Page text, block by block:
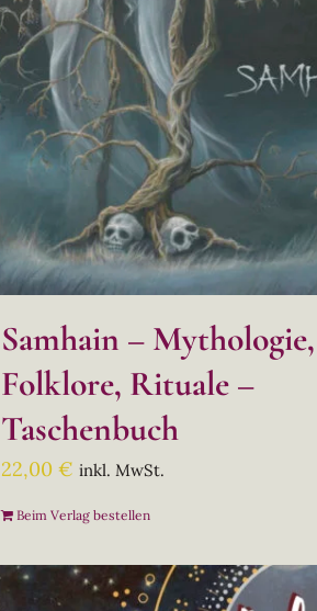
Samhain – Mythologie,
Folklore, Rituale –
Taschenbuch
22,00 € inkl. MwSt.
Beim Verlag bestellen